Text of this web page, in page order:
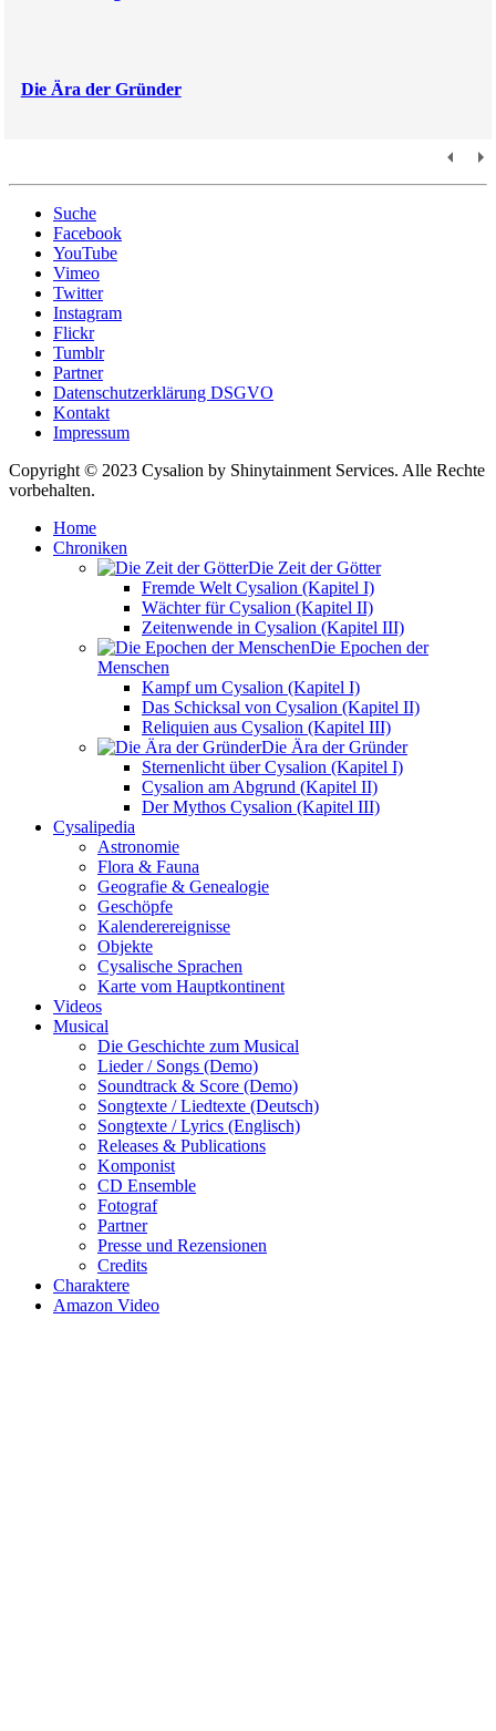
Die Ära der Gründer
Suche
Facebook
YouTube
Vimeo
Twitter
Instagram
Flickr
Tumblr
Partner
Datenschutzerklärung DSGVO
Kontakt
Impressum
Copyright © 2023 Cysalion by Shinytainment Services. Alle Rechte
vorbehalten.
Home
Chroniken
Die Zeit der Götter
Fremde Welt Cysalion (Kapitel I)
Wächter für Cysalion (Kapitel II)
Zeitenwende in Cysalion (Kapitel III)
Die Epochen der
Menschen
Kampf um Cysalion (Kapitel I)
Das Schicksal von Cysalion (Kapitel II)
Reliquien aus Cysalion (Kapitel III)
Die Ära der Gründer
Sternenlicht über Cysalion (Kapitel I)
Cysalion am Abgrund (Kapitel II)
Der Mythos Cysalion (Kapitel III)
Cysalipedia
Astronomie
Flora & Fauna
Geografie & Genealogie
Geschöpfe
Kalenderereignisse
Objekte
Cysalische Sprachen
Karte vom Hauptkontinent
Videos
Musical
Die Geschichte zum Musical
Lieder / Songs (Demo)
Soundtrack & Score (Demo)
Songtexte / Liedtexte (Deutsch)
Songtexte / Lyrics (Englisch)
Releases & Publications
Komponist
CD Ensemble
Fotograf
Partner
Presse und Rezensionen
Credits
Charaktere
Amazon Video